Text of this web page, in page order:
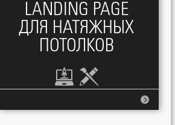
LANDING PAGE
ДЛЯ НАТЯЖНЫХ
ПОТОЛКОВ